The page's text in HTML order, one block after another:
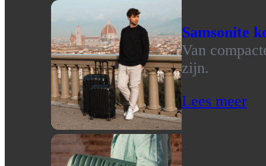
Samsonite
Van
zijn.
Lees meer